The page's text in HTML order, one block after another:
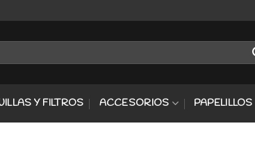
Y FILTROS ACCESORIOS PAPELILLOS